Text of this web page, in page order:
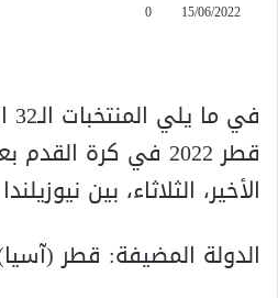
15/06/2022
0
قطر 2022 في كرة
الأخير، الثلاثاء، بين
الدولة المضيفة: قطر